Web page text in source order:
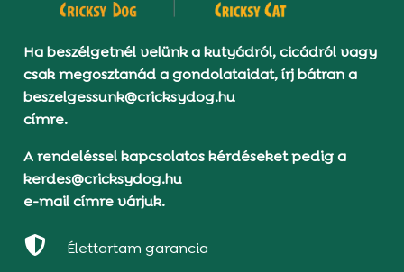
Ha beszélgetnél velünk a kutyádról, cicádról vagy
csak megosztanád a gondolataidat, írj bátran a
beszelgessunk@cricksydog.hu
címre.
A rendeléssel kapcsolatos kérdéseket pedig a
kerdes@cricksydog.hu
e-mail címre várjuk.
 Élettartam garancia